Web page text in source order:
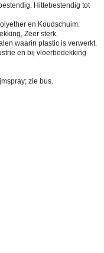
Hittebestendig tot
en Koudschuim.
Zeer sterk.
waarin plastic is verwerkt.
en bij vloerbedekking
zie bus.